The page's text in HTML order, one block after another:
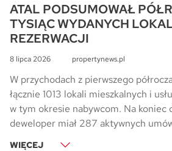
ATAL PODSUMOWAŁ
TYSIĄC WYDANYCH
REZERWACJI
8 lipca 2026 propertynews.pl
W przychodach z pierwszego
łącznie 1013 lokali mieszkalnych i
w tym okresie nabywcom. Na koniec
deweloper miał 287 aktywnych
WIĘCEJ